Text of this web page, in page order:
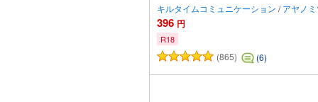
キルタイムコミュニケーション / アヤノ
396 円
R18
(865) (6)